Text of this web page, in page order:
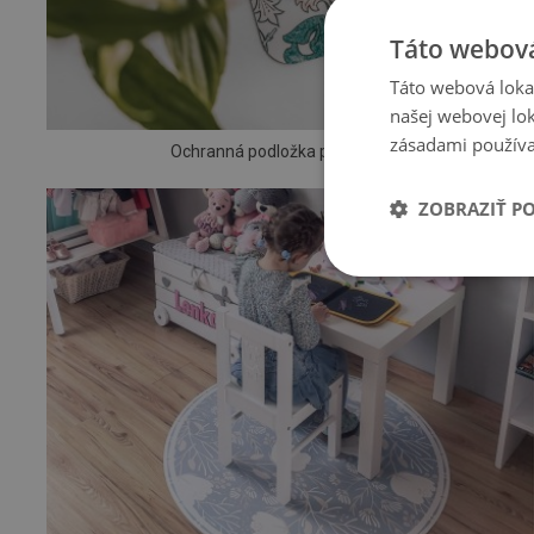
Ochranná podložka pod stoličku
Táto
Táto webová
našej webovej
zásadami
ZOBRAZIŤ